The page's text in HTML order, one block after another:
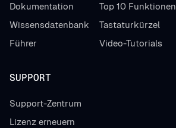
Dokumentation
Wissensdatenbank
Führer
Top 10 Funktionen
Tastaturkürzel
Video-Tutorials
SUPPORT
Support-Zentrum
Lizenz erneuern